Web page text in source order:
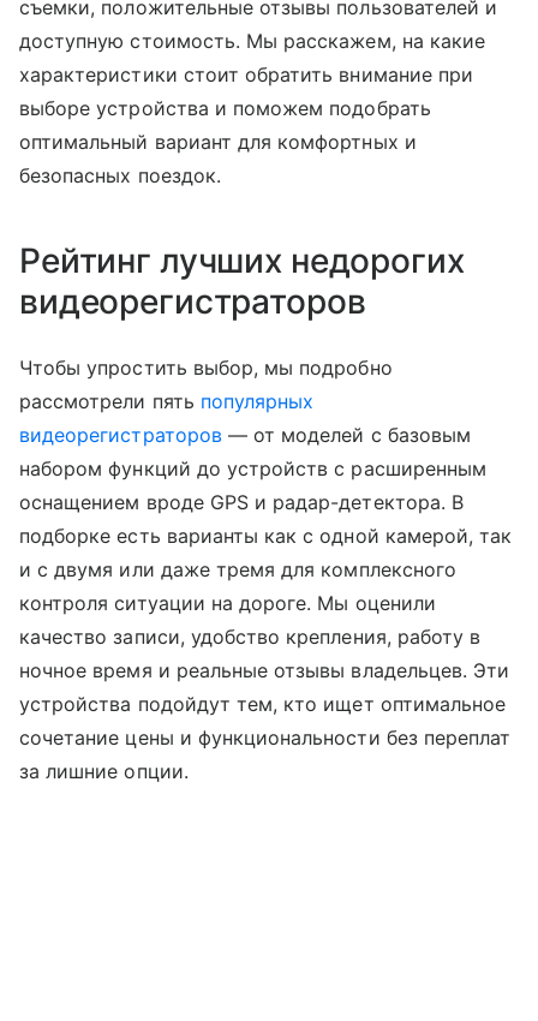
съемки, положительные отзывы пользователей и
доступную стоимость. Мы расскажем, на какие
характеристики стоит обратить внимание при
выборе устройства и поможем подобрать
оптимальный вариант для комфортных и
безопасных поездок.
Рейтинг лучших недорогих
видеорегистраторов
Чтобы упростить выбор, мы подробно
рассмотрели пять популярных
видеорегистраторов— от моделей с базовым
набором функций до устройств с расширенным
оснащением вроде GPS и радар-детектора. В
подборке есть варианты как с одной камерой, так
и с двумя или даже тремя для комплексного
контроля ситуации на дороге. Мы оценили
качество записи, удобство крепления, работу в
ночное время и реальные отзывы владельцев. Эти
устройства подойдут тем, кто ищет оптимальное
сочетание цены и функциональности без переплат
за лишние опции.